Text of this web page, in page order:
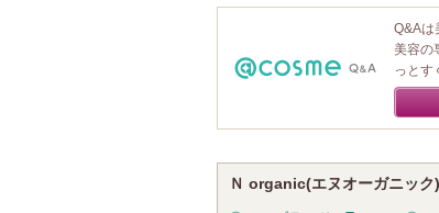
Q&Aは
美容の
っとす
Ｎ organic(エヌオーガニック